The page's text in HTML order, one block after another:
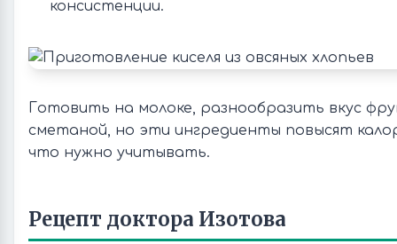
консистенции.
Готовить на молоке, разнообразить вкус
сметаной, но эти ингредиенты повысят
что нужно учитывать.
Рецепт доктора Изотова